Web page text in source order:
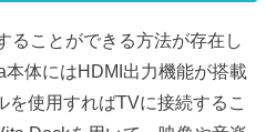
ることができる方法が存在し
体にはHDMI出力機能が搭載
を使用すればTVに接続するこ